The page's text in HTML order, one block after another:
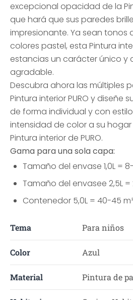
excepcional opacidad de la
que hará que sus paredes
impresionante. Ya sean tonos
colores pastel, esta Pintura
estancias un carácter único y
agradable.
Descubra ahora las múltiples
Pintura interior PURO y diseñe
de forma individual y con
intensidad de color a su
Pintura interior de PURO.
Gama para una sola capa:
Tamaño del envase 1,0L = 8-
Tamaño del envasee 2,5L =
Contenedor 5,0L = 40-45 m²
Tema Para niños
Color Azul
Material Pintura de